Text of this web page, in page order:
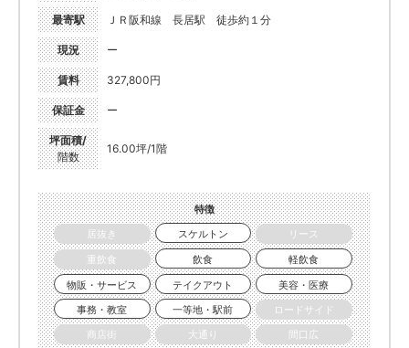
最寄駅 ＪＲ阪和線 長居駅 徒歩約１分
現況 ー
賃料 327,800円
保証金 ー
坪面積/
階数
16.00坪/1階
特徴
居抜き
スケルトン
リース
重飲食
飲食
軽飲食
物販・サービス
テイクアウト
美容・医療
事務・教室
一等地・駅前
ロードサイド
商店街
大通り
間口広